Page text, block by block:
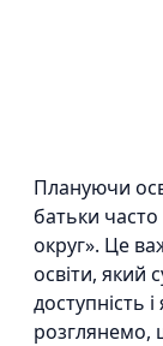
Плануючи
батьки
округ». Це
освіти, який
доступність
розглянемо,